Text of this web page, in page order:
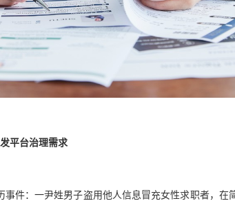
平台治理需求
事件：一尹姓男子盗用他人信息冒充女性求职者，在